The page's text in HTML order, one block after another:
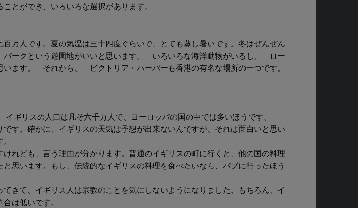
とができ、いろいろな選択があります。
万人です。夏の気温は三十四度ぐらいで、とても蒸し暑いです。冬はぜんぜん
クという遊園地がいいと思います。 いろいろな海洋動物がいるし、 ロー
ます。 それから、 ビクトリア・ハーバーも香港の有名な場所の一つです。
ギリスの人口は凡そ六千万人で、ヨーロッパの国の中では多いほうです。
す。確かに、イギリスの天気は予想が出来ないんですが、それは面白いと思い
れども、言う理由が分かります。普通のイギリスの町に行くと、他の国の料理
思います。もし、伝統的なイギリスの料理を食べたいなら、パブに行ったほう
きて、イギリス人は宗教のことを気にしないようになりました。もちろん、イ
は低いです。